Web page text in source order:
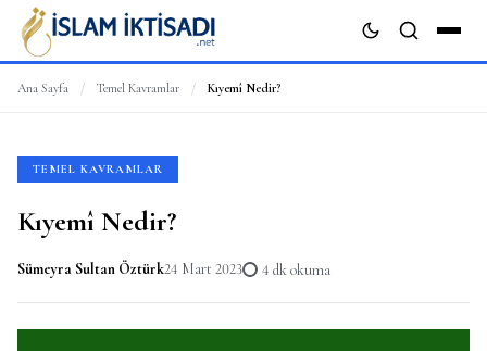
Ana Sayfa / Temel Kavramlar / Kıyemî Nedir?
TEMEL KAVRAMLAR
Kıyemî Nedir?
Sümeyra Sultan Öztürk24 Mart 2023 4 dk okuma